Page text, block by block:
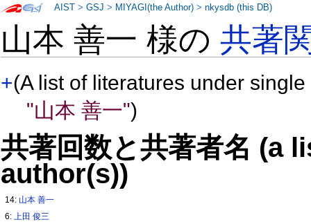
山本 善一 様の共著
+(A list of literatures under
"山本 善一")
共著回数と共著者名 (a
author(s))
14: 山本 善一
6:上田 俊三
AIST >GSJ > MIYAGI(the Author) >nkysdb (this DB)